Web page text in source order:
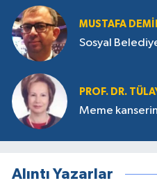
MUSTAFA
Sosyal
PROF. DR.
Meme
Alıntı Yazarlar